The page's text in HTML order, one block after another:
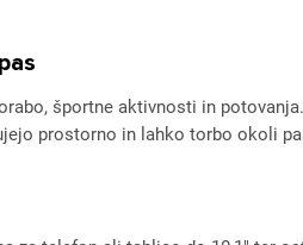
športne aktivnosti in
prostorno in lahko torbo okoli